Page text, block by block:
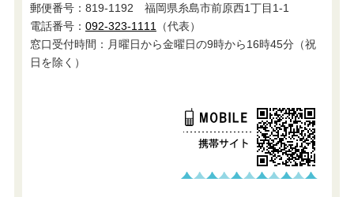
郵便番号：819-1192 福岡県糸島市前原西1丁目1-1
電話番号： 092-323-1111
（代表）
窓口受付時間：月曜日から金曜日の9時から16時45分（祝
日を除く）